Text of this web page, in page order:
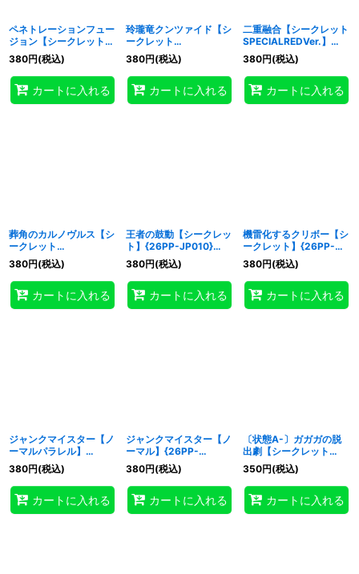
ペネトレーションフュー
ジョン【シークレット
SPECIALREDVer.】
{26PP-JP015}《魔法》
380円(税込)
カートに入れる
玲瓏竜クンツァイド【シ
ークレット
SPECIALREDVer.】
{26PP-JP026}《モン
スター》
380円(税込)
カートに入れる
二重融合【シークレット
SPECIALREDVer.】
{26PP-JP027}《魔法》
380円(税込)
カートに入れる
葬角のカルノヴルス【シ
ークレット
SPECIALREDVer.】
{26PP-JP028}《シン
クロ》
380円(税込)
カートに入れる
王者の鼓動【シークレッ
ト】{26PP-JP010}
《罠》
380円(税込)
カートに入れる
機雷化するクリボー【シ
ークレット】{26PP-
JP022}《モンスター》
380円(税込)
カートに入れる
ジャンクマイスター【ノ
ーマルパラレル】
{26PP-JP008}《モン
スター》
380円(税込)
カートに入れる
ジャンクマイスター【ノ
ーマル】{26PP-
JP008}《モンスター》
380円(税込)
カートに入れる
〔状態A-〕ガガガの脱
出劇【シークレット
SPECIALREDVer.】
{26PP-JP012}《罠》
350円(税込)
カートに入れる